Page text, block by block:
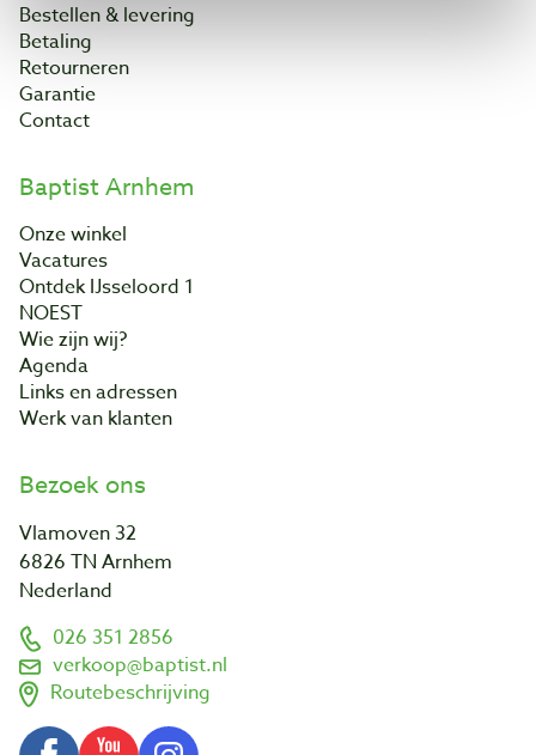
Bestellen & levering
Betaling
Retourneren
Garantie
Contact
Baptist Arnhem
Onze winkel
Vacatures
Ontdek IJsseloord 1
NOEST
Wie zijn wij?
Agenda
Links en adressen
Werk van klanten
Bezoek ons
Vlamoven 32
6826 TN Arnhem
Nederland
026 351 2856
verkoop@baptist.nl
Routebeschrijving